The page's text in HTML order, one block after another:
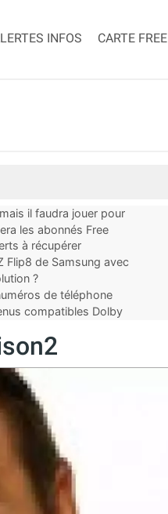
INFOS CARTE FREE
il faudra jouer pour
les abonnés Free
à récupérer
Flip8 de Samsung avec
?
de téléphone
compatibles Dolby